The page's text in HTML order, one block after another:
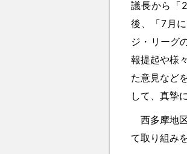
議長から「
後、「7月
ジ・リーグ
報提起や様
た意見など
して、真摯
西多摩地
て取り組み